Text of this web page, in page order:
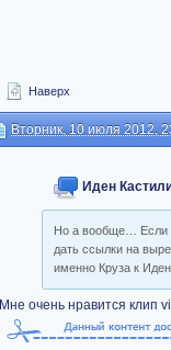
Наверх
Вторник, 10 июля 2012,
Иден
Но а вообще… Если
дать ссылки на
именно Круза к Иден.
Мне очень нравится клип